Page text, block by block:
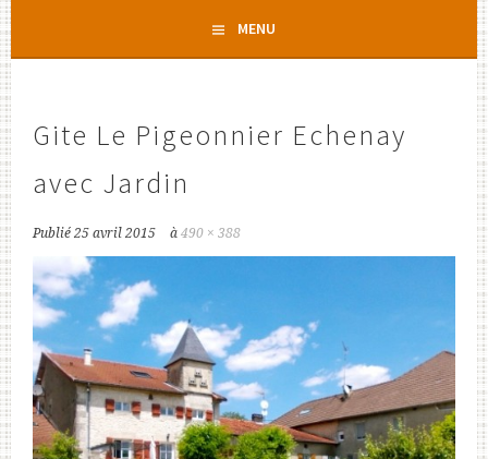
contenu
MENU
Gite Le Pigeonnier Echenay
avec Jardin
Publié25 avril 2015 à490 × 388